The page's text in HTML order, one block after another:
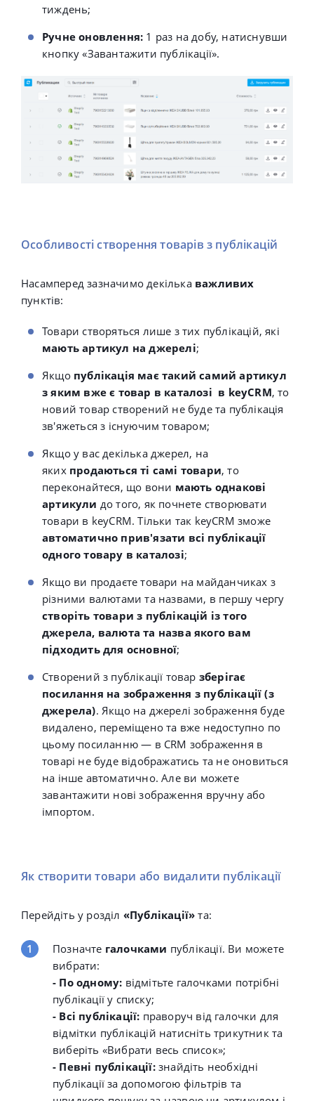
тиждень;
Ручне оновлення: 1 раз на добу, натиснувши
кнопку «Завантажити публікації».
Особливості створення товарів з публікацій
Насамперед зазначимо декілька важливих
пунктів:
Товари створяться лише з тих публікацій, які
мають артикул на джерелі;
Якщо публікація має такий самий артикул
з яким вже є товар в каталозі в keyCRM, то
новий товар створений не буде та публікація
зв'яжеться з існуючим товаром;
Якщо у вас декілька джерел, на
яких продаються ті самі товари, то
переконайтеся, що вони мають однакові
артикули до того, як почнете створювати
товари в keyCRM. Тільки так keyCRM зможе
автоматично прив'язати всі публікації
одного товару в каталозі;
Якщо ви продаєте товари на майданчиках з
різними валютами та назвами, в першу чергу
створіть товари з публікацій із того
джерела, валюта та назва якого вам
підходить для основної;
Створений з публікації товар зберігає
посилання на зображення з публікації (з
джерела). Якщо на джерелі зображення буде
видалено, переміщено та вже недоступно по
цьому посиланню — в CRM зображення в
товарі не буде відображатись та не оновиться
на інше автоматично. Але ви можете
завантажити нові зображення вручну або
імпортом.
Як створити товари або видалити публікації
Перейдіть у розділ «Публікації» та:
Позначте галочками публікації. Ви можете
вибрати:
- По одному: відмітьте галочками потрібні
публікації у списку;
- Всі публікації: праворуч від галочки для
відмітки публікацій натисніть трикутник та
виберіть «Вибрати весь список»;
- Певні публікації:знайдіть необхідні
публікації за допомогою фільтрів та